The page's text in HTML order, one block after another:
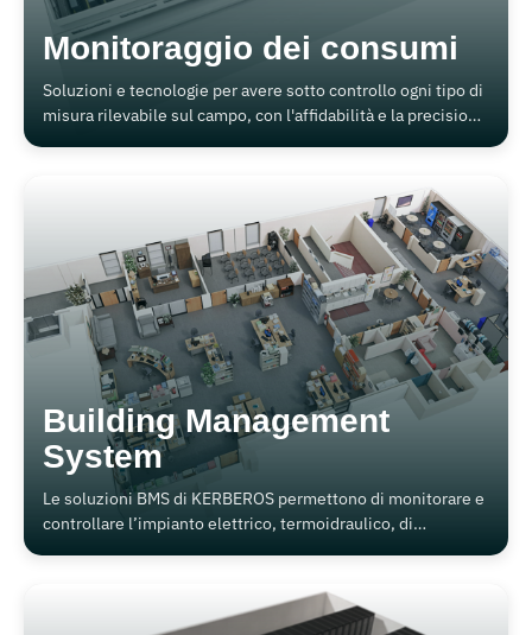
Monitoraggio dei consumi
Soluzioni e tecnologie per avere sotto controllo ogni tipo di
misura rilevabile sul campo, con l'affidabilità e la precisione
Building Management
System
Le soluzioni BMS di KERBEROS permettono di monitorare e
controllare l’impianto elettrico, termoidraulico, di